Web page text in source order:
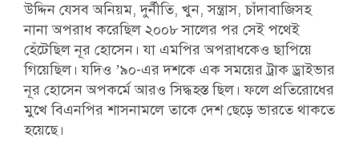
উদ্দিন যেসব অনিয়ম, দুর্নীতি, খুন, সন্ত্রাস, চাঁদাবাজিসহ
নানা অপরাধ করেছিল ২০০৮ সালের পর সেই পথেই
হেঁটেছিল নূর হোসেন। যা এমপির অপরাধকেও ছাপিয়ে
গিয়েছিল। যদিও ’৯০-এর দশকে এক সময়ের ট্রাক ড্রাইভার
নূর হোসেন অপকর্মে আরও সিদ্ধহস্ত ছিল। ফলে প্রতিরোধের
মুখে বিএনপির শাসনামলে তাকে দেশ ছেড়ে ভারতে থাকতে
হয়েছে।